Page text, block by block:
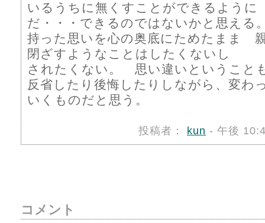
いるうちに無くすことができるよう
だ・・・できるのではないかと思える
持った思いを心の奥底にためたまま
閉ざすようなことはしたくないし
されたくない。 思い違いということ
反省したり後悔したりしながら、変わ
いくものだと思う。
投稿者： kun - 午後
コメント